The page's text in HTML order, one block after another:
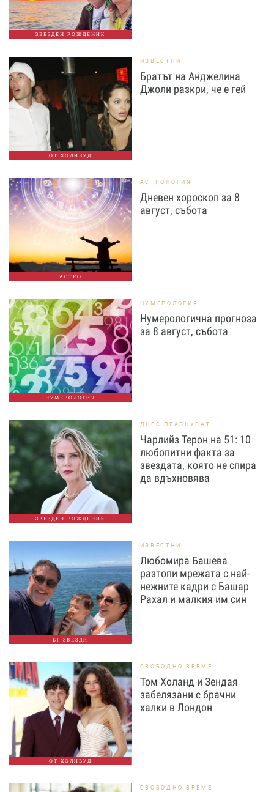
ЗВЕЗДЕН РОЖДЕНИК
ОТ ХОЛИВУД
ИЗВЕСТНИ
Братът на Анджелина
Джоли разкри, че е гей
АСТРО
АСТРОЛОГИЯ
Дневен хороскоп за 8
август, събота
НУМЕРОЛОГИЯ
НУМЕРОЛОГИЯ
Нумерологична прогноза
за 8 август, събота
ЗВЕЗДЕН РОЖДЕНИК
ДНЕС ПРАЗНУВАТ
Чарлийз Терон на 51: 10
любопитни факта за
звездата, която не спира
да вдъхновява
БГ ЗВЕЗДИ
ИЗВЕСТНИ
Любомира Башева
разтопи мрежата с най-
нежните кадри с Башар
Рахал и малкия им син
ОТ ХОЛИВУД
СВОБОДНО ВРЕМЕ
Том Холанд и Зендая
забелязани с брачни
халки в Лондон
СВОБОДНО ВРЕМЕ